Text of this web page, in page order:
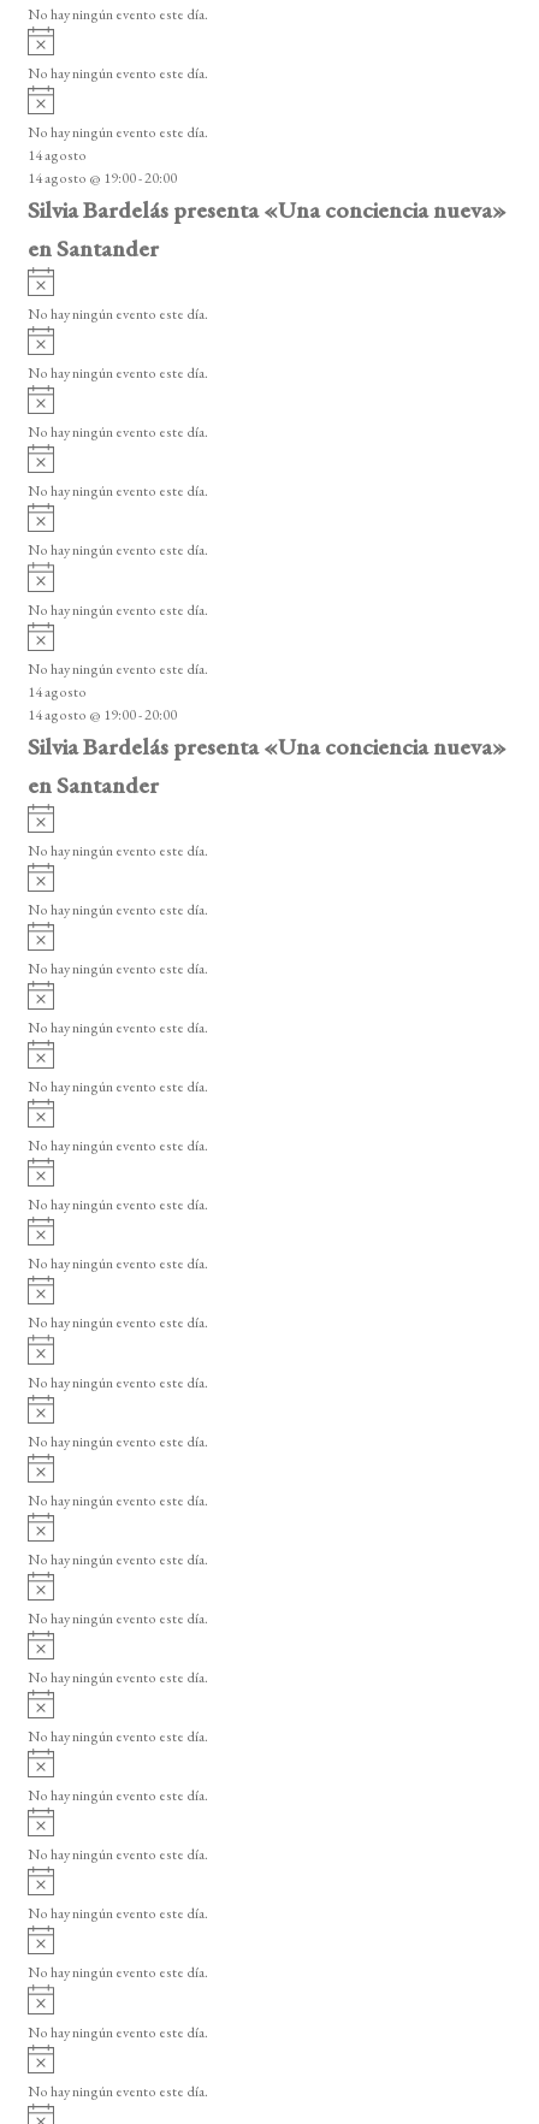
o
i
o
No hay ningún evento este día.
A
v
i
o
No hay ningún evento este día.
A
v
i
s
o
No hay ningún evento este día.
14 agosto
14 agosto @ 19:00-20:00
Silvia Bardelás presenta «Una conciencia nueva»
en Santander
A
v
i
o
No hay ningún evento este día.
A
v
i
o
No hay ningún evento este día.
A
v
i
o
No hay ningún evento este día.
A
v
i
o
No hay ningún evento este día.
A
v
i
o
No hay ningún evento este día.
A
v
i
o
No hay ningún evento este día.
A
v
i
s
o
No hay ningún evento este día.
14 agosto
14 agosto @ 19:00-20:00
Silvia Bardelás presenta «Una conciencia nueva»
en Santander
A
v
i
o
No hay ningún evento este día.
A
v
i
o
No hay ningún evento este día.
A
v
i
o
No hay ningún evento este día.
A
v
i
o
No hay ningún evento este día.
A
v
i
o
No hay ningún evento este día.
A
v
i
o
No hay ningún evento este día.
A
v
i
o
No hay ningún evento este día.
A
v
i
o
No hay ningún evento este día.
A
v
i
o
No hay ningún evento este día.
A
v
i
o
No hay ningún evento este día.
A
v
i
o
No hay ningún evento este día.
A
v
i
o
No hay ningún evento este día.
A
v
i
o
No hay ningún evento este día.
A
v
i
o
No hay ningún evento este día.
A
v
i
o
No hay ningún evento este día.
A
v
i
o
No hay ningún evento este día.
A
v
i
o
No hay ningún evento este día.
A
v
i
o
No hay ningún evento este día.
A
v
i
o
No hay ningún evento este día.
A
v
i
o
No hay ningún evento este día.
A
v
i
o
No hay ningún evento este día.
A
v
i
No hay ningún evento este día.
A